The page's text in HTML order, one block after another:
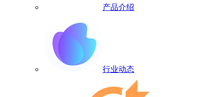
产品介绍
行业动态